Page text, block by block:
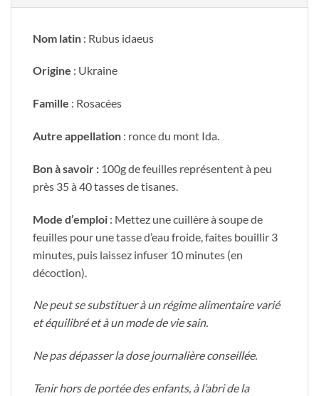
Nom latin : Rubus idaeus
Origine : Ukraine
Famille : Rosacées
Autre appellation : ronce du mont Ida.
Bon à savoir : 100g de feuilles représentent à peu
près 35 à 40 tasses de tisanes.
Mode d’emploi : Mettez une cuillère à soupe de
feuilles pour une tasse d’eau froide, faites bouillir 3
minutes, puis laissez infuser 10 minutes (en
décoction).
Ne peut se substituer à un régime alimentaire varié
et équilibré et à un mode de vie sain.
Ne pas dépasser la dose journalière conseillée.
Tenir hors de portée des enfants, à l’abri de la